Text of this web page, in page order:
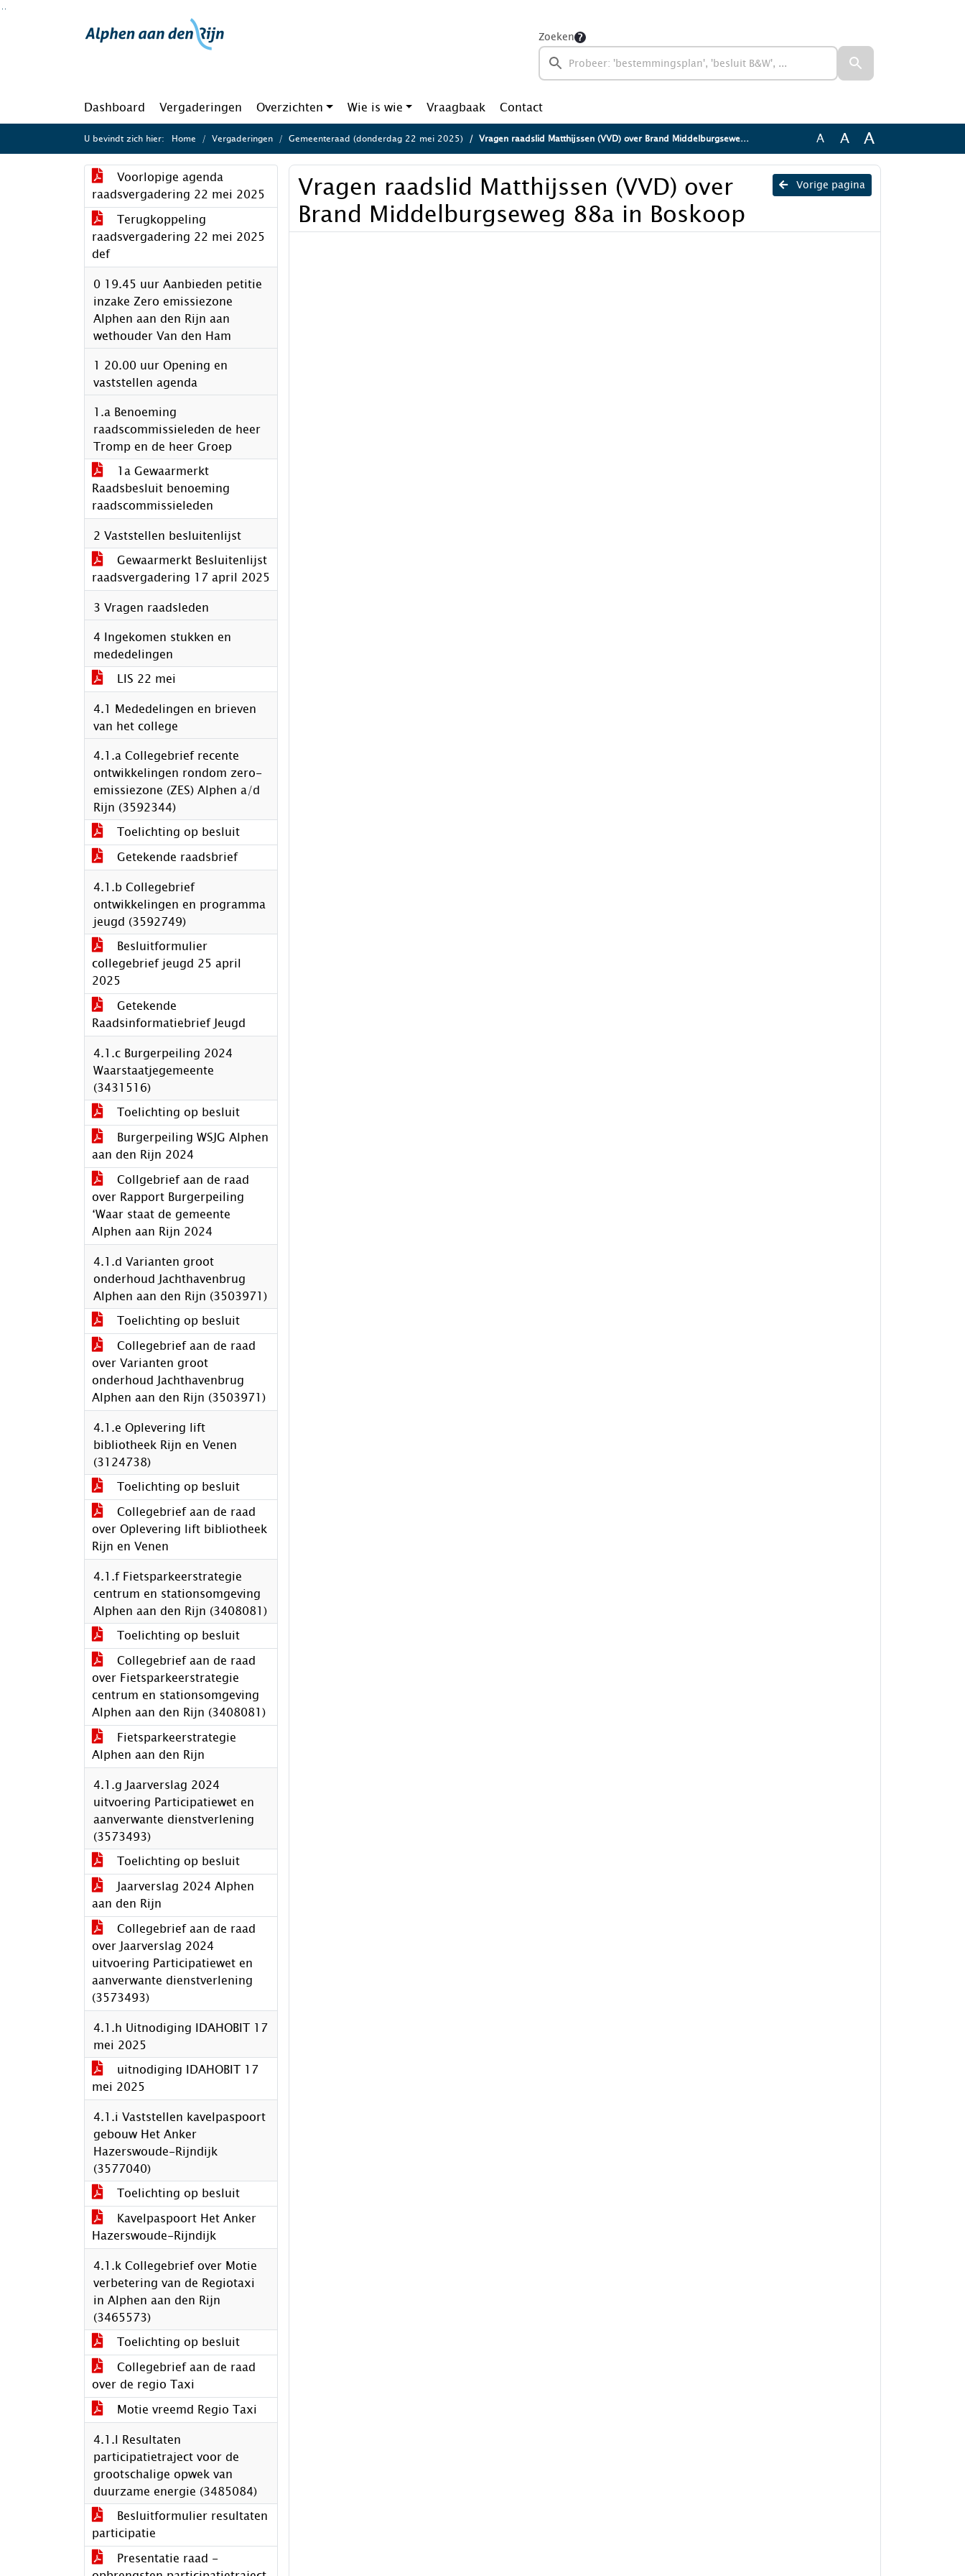
Ga naar de inhoud van deze pagina
Zoeken
Dashboard Vergaderingen Overzichten Wie is wie Vraagbaak Contact
U bevindt zich hier: Home Vergaderingen Gemeenteraad (donderdag 22 mei 2025) Vragen raadslid Matthijssen (VVD) over Brand Middelburgseweg 88a in Boskoop A A A
Voorlopige agenda
raadsvergadering 22 mei 2025
Terugkoppeling
raadsvergadering 22 mei 2025
def
0 19.45 uur Aanbieden petitie
inzake Zero emissiezone
Alphen aan den Rijn aan
wethouder Van den Ham
1 20.00 uur Opening en
vaststellen agenda
1.a Benoeming
raadscommissieleden de heer
Tromp en de heer Groep
1a Gewaarmerkt
Raadsbesluit benoeming
raadscommissieleden
2 Vaststellen besluitenlijst
Gewaarmerkt Besluitenlijst
raadsvergadering 17 april 2025
3 Vragen raadsleden
4 Ingekomen stukken en
mededelingen
LIS 22 mei
4.1 Mededelingen en brieven
van het college
4.1.a Collegebrief recente
ontwikkelingen rondom zero-
emissiezone (ZES) Alphen a/d
Rijn (3592344)
Toelichting op besluit
Getekende raadsbrief
4.1.b Collegebrief
ontwikkelingen en programma
jeugd (3592749)
Besluitformulier
collegebrief jeugd 25 april
2025
Getekende
Raadsinformatiebrief Jeugd
4.1.c Burgerpeiling 2024
Waarstaatjegemeente
(3431516)
Toelichting op besluit
Burgerpeiling WSJG Alphen
aan den Rijn 2024
Collgebrief aan de raad
over Rapport Burgerpeiling
‘Waar staat de gemeente
Alphen aan Rijn 2024
4.1.d Varianten groot
onderhoud Jachthavenbrug
Alphen aan den Rijn (3503971)
Toelichting op besluit
Collegebrief aan de raad
over Varianten groot
onderhoud Jachthavenbrug
Alphen aan den Rijn (3503971)
4.1.e Oplevering lift
bibliotheek Rijn en Venen
(3124738)
Toelichting op besluit
Collegebrief aan de raad
over Oplevering lift bibliotheek
Rijn en Venen
4.1.f Fietsparkeerstrategie
centrum en stationsomgeving
Alphen aan den Rijn (3408081)
Toelichting op besluit
Collegebrief aan de raad
over Fietsparkeerstrategie
centrum en stationsomgeving
Alphen aan den Rijn (3408081)
Fietsparkeerstrategie
Alphen aan den Rijn
4.1.g Jaarverslag 2024
uitvoering Participatiewet en
aanverwante dienstverlening
(3573493)
Toelichting op besluit
Jaarverslag 2024 Alphen
aan den Rijn
Collegebrief aan de raad
over Jaarverslag 2024
uitvoering Participatiewet en
aanverwante dienstverlening
(3573493)
4.1.h Uitnodiging IDAHOBIT 17
mei 2025
uitnodiging IDAHOBIT 17
mei 2025
4.1.i Vaststellen kavelpaspoort
gebouw Het Anker
Hazerswoude-Rijndijk
(3577040)
Toelichting op besluit
Kavelpaspoort Het Anker
Hazerswoude-Rijndijk
4.1.k Collegebrief over Motie
verbetering van de Regiotaxi
in Alphen aan den Rijn
(3465573)
Toelichting op besluit
Collegebrief aan de raad
over de regio Taxi
Motie vreemd Regio Taxi
4.1.l Resultaten
participatietraject voor de
grootschalige opwek van
duurzame energie (3485084)
Besluitformulier resultaten
participatie
Presentatie raad -
Vorige pagina
Vragen raadslid Matthijssen (VVD) over
Brand Middelburgseweg 88a in Boskoop